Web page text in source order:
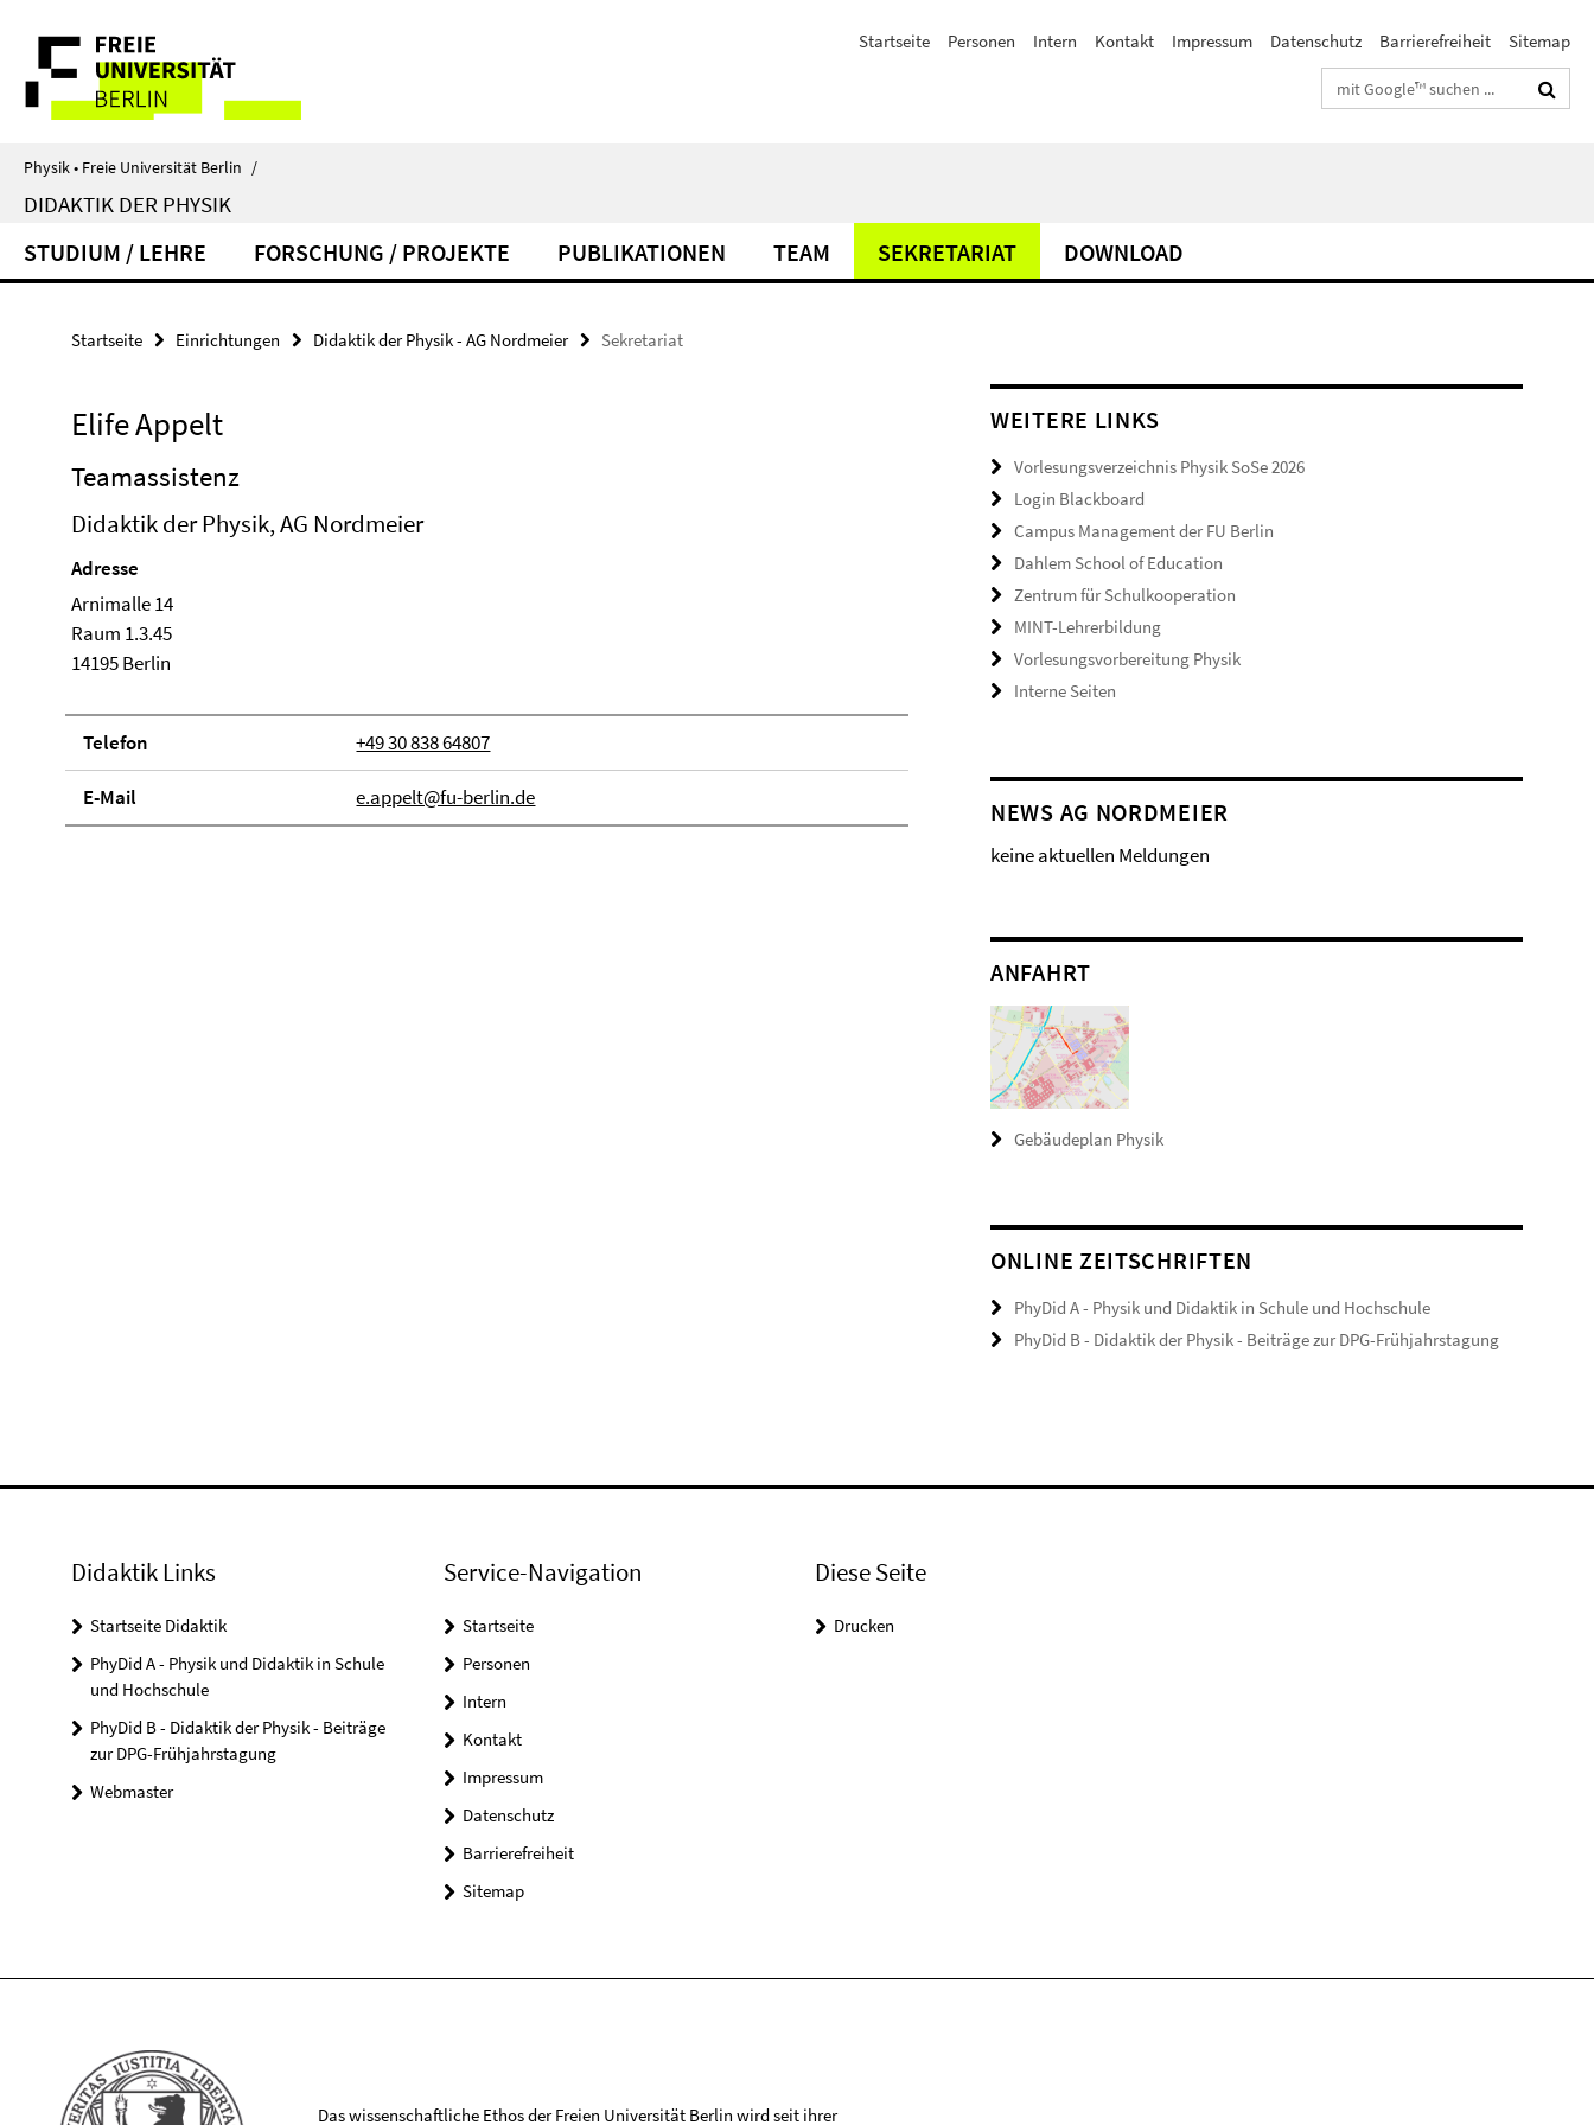
direkt
Inhalt
Service-
Navigation
Startseite Personen Intern Kontakt Impressum Datenschutz Barrierefreiheit
Sitemap
Suchbegriffe
Physik • Freie Universität Berlin /
DIDAKTIK DER PHYSIK
STUDIUM / LEHRE FORSCHUNG / PROJEKTE PUBLIKATIONEN TEAM SEKRETARIAT DOWNLOAD
Startseite Einrichtungen Didaktik der Physik - AG Nordmeier Sekretariat
Elife Appelt
Teamassistenz
Didaktik der Physik, AG Nordmeier
Adresse
Arnimalle 14
Raum 1.3.45
14195 Berlin
Telefon +49 30 838 64807
E-Mail e.appelt@fu-berlin.de
WEITERE LINKS
Vorlesungsverzeichnis Physik SoSe 2026
Login Blackboard
Campus Management der FU Berlin
Dahlem School of Education
Zentrum für Schulkooperation
MINT-Lehrerbildung
Vorlesungsvorbereitung Physik
Interne Seiten
NEWS AG NORDMEIER
keine aktuellen Meldungen
ANFAHRT
Gebäudeplan Physik
ONLINE ZEITSCHRIFTEN
PhyDid A - Physik und Didaktik in Schule und Hochschule
PhyDid B - Didaktik der Physik - Beiträge zur DPG-Frühjahrstagung
Didaktik Links
Startseite Didaktik
PhyDid A - Physik und Didaktik in Schule
und Hochschule
PhyDid B - Didaktik der Physik - Beiträge
zur DPG-Frühjahrstagung
Webmaster
Service-Navigation
Startseite
Personen
Intern
Kontakt
Impressum
Datenschutz
Barrierefreiheit
Sitemap
Diese Seite
Drucken
Das wissenschaftliche Ethos der Freien Universität Berlin wird seit ihrer